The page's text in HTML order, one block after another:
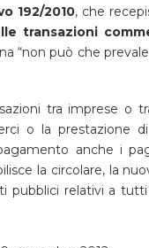
192/2010, che
transazioni
“non può che
tra imprese o
o la prestazione
anche i
la circolare, la
pubblici relativi a